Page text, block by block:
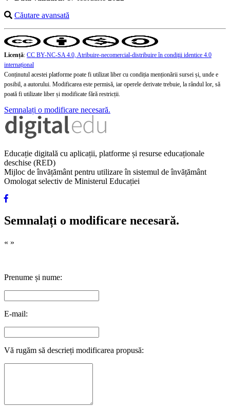
Căutare avansată
Licență: CC BY-NC-SA 4.0, Atribuire-necomercial-distribuire în condiţii identice 4.0
internațional
Conținutul acestei platforme poate fi utilizat liber cu condiția menționării sursei și, unde e
posibil, a autorului. Modificarea este permisă, iar operele derivate trebuie, la rândul lor, să
poată fi utilizate liber și modificate fără restricții.
Semnalați o modificare necesară.
Educație digitală cu aplicații, platforme și resurse educaționale
deschise (RED)
Mijloc de învățământ pentru utilizare în sistemul de învățământ
Omologat selectiv de Ministerul Educației
Semnalați o modificare necesară.
« »
Prenume și nume:
E-mail:
Vă rugăm să descrieți modificarea propusă: